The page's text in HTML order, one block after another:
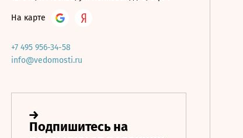
На карте
+7 495 956-34-58
info@vedomosti.ru